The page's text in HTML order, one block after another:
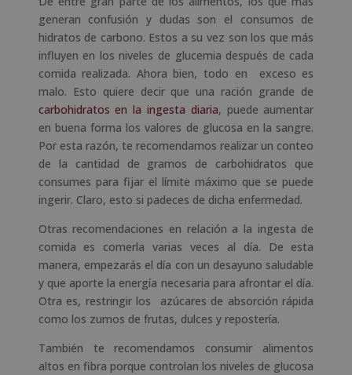
generan confusión y dudas son el consumos de
hidratos de carbono. Estos a su vez son los que más
influyen en los niveles de glucemia después de cada
comida realizada. Ahora bien, todo en exceso es
malo. Esto quiere decir que una ración grande de
carbohidratos en la ingesta diaria, puede aumentar
en buena forma los valores de glucosa en la sangre.
Por esta razón, te recomendamos realizar un conteo
de la cantidad de gramos de carbohidratos que
consumes para fijar el límite máximo que se puede
ingerir. Claro, esto si padeces de dicha enfermedad.
Otras recomendaciones en relación a la ingesta de
comida es comerla varias veces al día. De esta
manera, empezarás el día con un desayuno saludable
y que aporte la energía necesaria para afrontar el día.
Otra es, restringir los azúcares de absorción rápida
como los zumos de frutas, dulces y repostería.
También te recomendamos consumir alimentos
altos en fibra porque controlan los niveles de glucosa